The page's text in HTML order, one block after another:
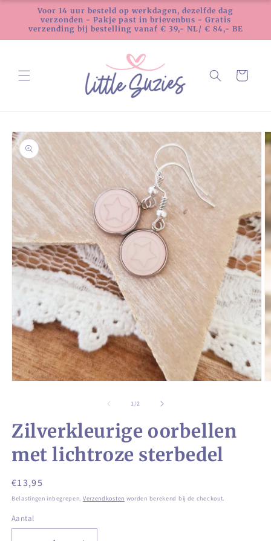
naar de
content
Voor 14 uur besteld op werkdagen, dezelfde dag
verzonden - Pakje past in brievenbus - Gratis
verzending bij bestelling vanaf € 39,- NL/ € 84,- BE
Winkelwagen
direct naar
modaal
1/van
2
Zilverkleurige oorbellen
met lichtroze sterbedel
Normale
prijs
€13,95
Belastingen inbegrepen. Verzendkosten worden berekend bij de checkout.
Aantal
Aantal